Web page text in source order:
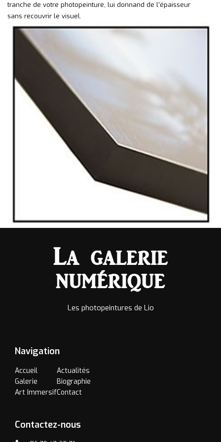
tranche de votre photopeinture, lui donnand de l’épaisseur
sans recouvrir le visuel.
Les photopeintures de Lio
Navigation
Accueil
Galerie
Art Immersif
Actualités
Biographie
Contact
Contactez-nous